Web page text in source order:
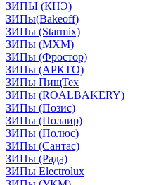
ЗИПЫ (КНЭ)
ЗИПы(Bakeoff)
ЗИПы (Starmix)
ЗИПы (МХМ)
ЗИПы (Фростор)
ЗИПы (АРКТО)
ЗИПы ПищТех
ЗИПы (ROALBAKERY)
ЗИПы (Позис)
ЗИПы (Полаир)
ЗИПы (Полюс)
ЗИПы (Сантас)
ЗИПы (Рада)
ЗИПы Electrolux